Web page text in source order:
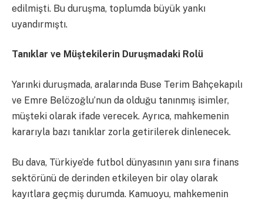
edilmişti. Bu duruşma, toplumda büyük yankı
uyandırmıştı.
Tanıklar ve Müştekilerin Duruşmadaki Rolü
Yarınki duruşmada, aralarında Buse Terim Bahçekapılı
ve Emre Belözoğlu’nun da olduğu tanınmış isimler,
müşteki olarak ifade verecek. Ayrıca, mahkemenin
kararıyla bazı tanıklar zorla getirilerek dinlenecek.
Bu dava, Türkiye’de futbol dünyasının yanı sıra finans
sektörünü de derinden etkileyen bir olay olarak
kayıtlara geçmiş durumda. Kamuoyu, mahkemenin